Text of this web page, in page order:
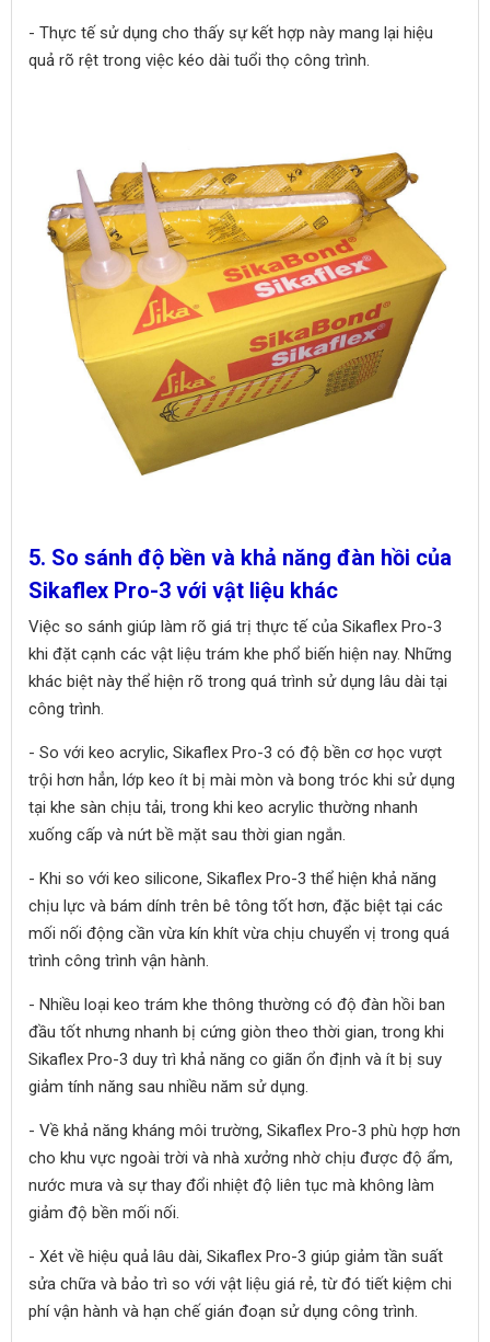
- Thực tế sử dụng cho thấy sự kết hợp này mang lại hiệu
quả rõ rệt trong việc kéo dài tuổi thọ công trình.
5. So sánh độ bền và khả năng đàn hồi của
Sikaflex Pro-3 với vật liệu khác
Việc so sánh giúp làm rõ giá trị thực tế của Sikaflex Pro-3
khi đặt cạnh các vật liệu trám khe phổ biến hiện nay. Những
khác biệt này thể hiện rõ trong quá trình sử dụng lâu dài tại
công trình.
- So với keo acrylic, Sikaflex Pro-3 có độ bền cơ học vượt
trội hơn hẳn, lớp keo ít bị mài mòn và bong tróc khi sử dụng
tại khe sàn chịu tải, trong khi keo acrylic thường nhanh
xuống cấp và nứt bề mặt sau thời gian ngắn.
- Khi so với keo silicone, Sikaflex Pro-3 thể hiện khả năng
chịu lực và bám dính trên bê tông tốt hơn, đặc biệt tại các
mối nối động cần vừa kín khít vừa chịu chuyển vị trong quá
trình công trình vận hành.
- Nhiều loại keo trám khe thông thường có độ đàn hồi ban
đầu tốt nhưng nhanh bị cứng giòn theo thời gian, trong khi
Sikaflex Pro-3 duy trì khả năng co giãn ổn định và ít bị suy
giảm tính năng sau nhiều năm sử dụng.
- Về khả năng kháng môi trường, Sikaflex Pro-3 phù hợp hơn
cho khu vực ngoài trời và nhà xưởng nhờ chịu được độ ẩm,
nước mưa và sự thay đổi nhiệt độ liên tục mà không làm
giảm độ bền mối nối.
- Xét về hiệu quả lâu dài, Sikaflex Pro-3 giúp giảm tần suất
sửa chữa và bảo trì so với vật liệu giá rẻ, từ đó tiết kiệm chi
phí vận hành và hạn chế gián đoạn sử dụng công trình.